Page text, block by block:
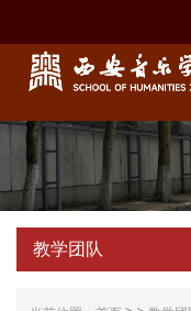
教学团队